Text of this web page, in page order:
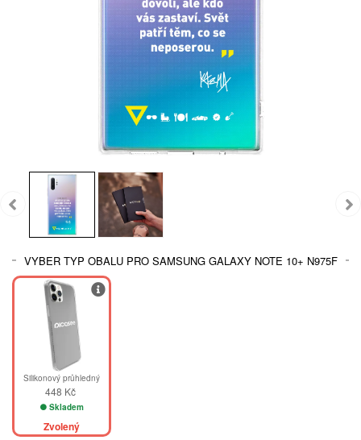
VYBER TYP OBALU PRO SAMSUNG GALAXY NOTE 10+ N975F
Silikonový průhledný
448 Kč
Skladem
Zvolený